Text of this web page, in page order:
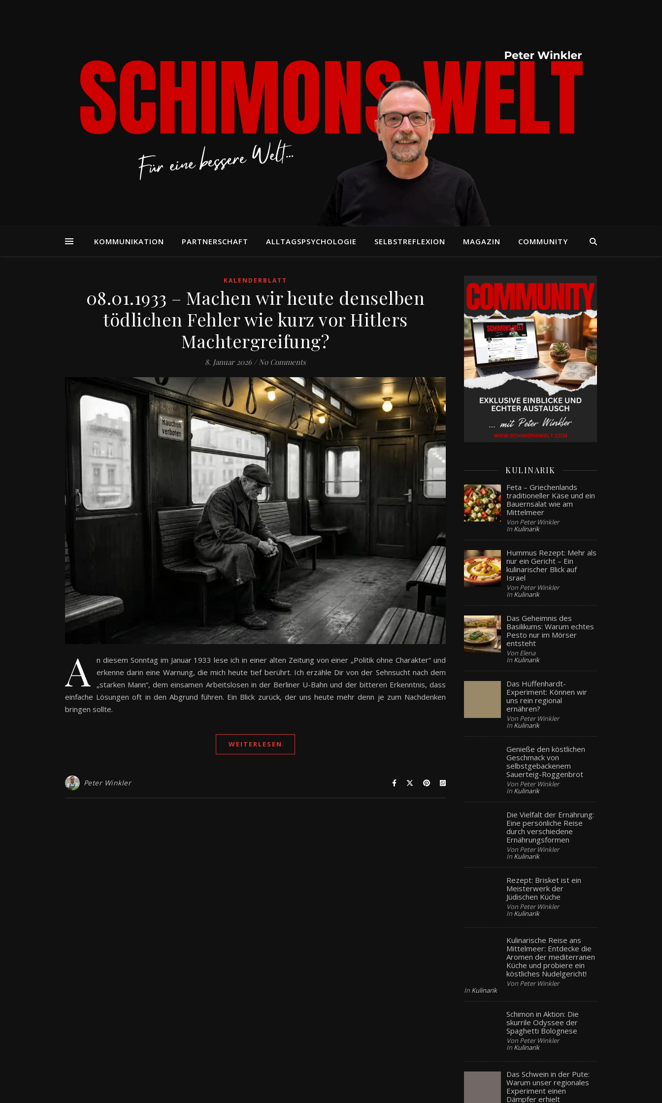
KOMMUNIKATION PARTNERSCHAFT ALLTAGSPSYCHOLOGIE SELBSTREFLEXION MAGAZIN COMMUNITY
KALENDERBLATT
08.01.1933 – Machen wir heute denselben
tödlichen Fehler wie kurz vor Hitlers
Machtergreifung?
8. Januar 2026 / No Comments
A n diesem Sonntag im Januar 1933 lese ich in einer alten Zeitung von einer „Politik ohne Charakter“ und
erkenne darin eine Warnung, die mich heute tief berührt. Ich erzähle Dir von der Sehnsucht nach dem
„starken Mann“, dem einsamen Arbeitslosen in der Berliner U-Bahn und der bitteren Erkenntnis, dass
einfache Lösungen oft in den Abgrund führen. Ein Blick zurück, der uns heute mehr denn je zum Nachdenken
bringen sollte.
WEITERLESEN
Peter Winkler
KULINARIK
Feta – Griechenlands
traditioneller Käse und ein
Bauernsalat wie am
Mittelmeer
Von Peter Winkler
In Kulinarik
Hummus Rezept: Mehr als
nur ein Gericht – Ein
kulinarischer Blick auf
Israel
Von Peter Winkler
In Kulinarik
Das Geheimnis des
Basilikums: Warum echtes
Pesto nur im Mörser
entsteht
Von Elena
In Kulinarik
Das Hüffenhardt-
Experiment: Können wir
uns rein regional
ernähren?
Von Peter Winkler
In Kulinarik
Genieße den köstlichen
Geschmack von
selbstgebackenem
Sauerteig-Roggenbrot
Von Peter Winkler
In Kulinarik
Die Vielfalt der Ernährung:
Eine persönliche Reise
durch verschiedene
Ernährungsformen
Von Peter Winkler
In Kulinarik
Rezept: Brisket ist ein
Meisterwerk der
Jüdischen Küche
Von Peter Winkler
In Kulinarik
Kulinarische Reise ans
Mittelmeer: Entdecke die
Aromen der mediterranen
Küche und probiere ein
köstliches Nudelgericht!
Von Peter Winkler
In Kulinarik
Schimon in Aktion: Die
skurrile Odyssee der
Spaghetti Bolognese
Von Peter Winkler
In Kulinarik
Das Schwein in der Pute:
Warum unser regionales
Experiment einen
Dämpfer erhielt